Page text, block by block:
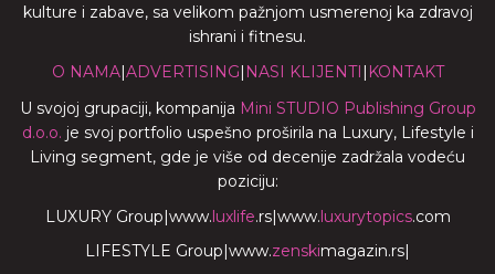
kulture i zabave, sa velikom pažnjom usmerenoj ka zdravoj
ishrani i fitnesu.
O NAMA|ADVERTISING| NASI KLIJENTI | KONTAKT
U svojoj grupaciji, kompanija Mini STUDIO Publishing Group
d.o.o. je svoj portfolio uspešno proširila na Luxury, Lifestyle i
Living segment, gde je više od decenije zadržala vodeću
poziciju:
LUXURY Group|www.luxlife.rs|www.luxurytopics.com
LIFESTYLE Group|www.zenskimagazin.rs|